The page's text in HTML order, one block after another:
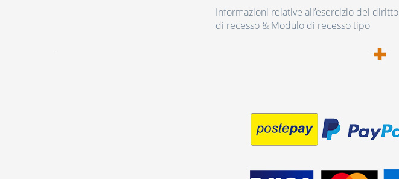
Informazioni relative all’esercizio del diritto
di recesso & Modulo di recesso tipo